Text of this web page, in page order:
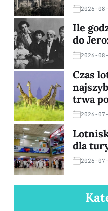
2026-
Ile
do
2026-
Czas
trwa
2026-
dla
2026-